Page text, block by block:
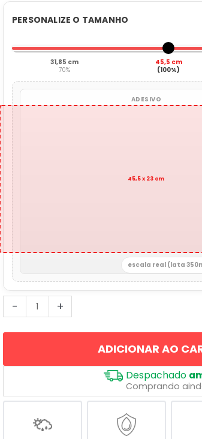
PERSONALIZE O TAMANHO
31,85 cm
70%
45,5 cm
(100%)
ADESIVO
45,5 x 23 cm
escala real (lata
-
Forno
a
Lenha
+
ADICIONAR AO
Despachado
Comprando